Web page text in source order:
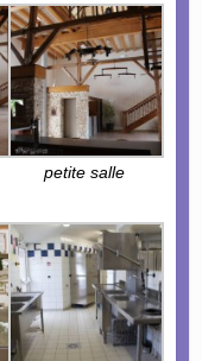
petite salle